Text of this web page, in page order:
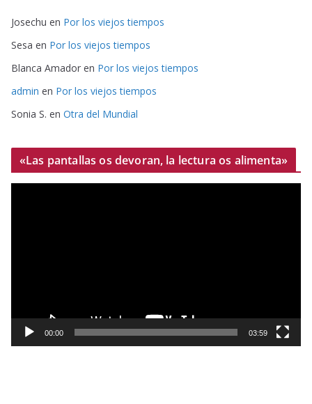
Josechu en Por los viejos tiempos
Sesa en Por los viejos tiempos
Blanca Amador en Por los viejos tiempos
admin en Por los viejos tiempos
Sonia S. en Otra del Mundial
«Las pantallas os devoran, la lectura os alimenta»
o
00:00 03:59